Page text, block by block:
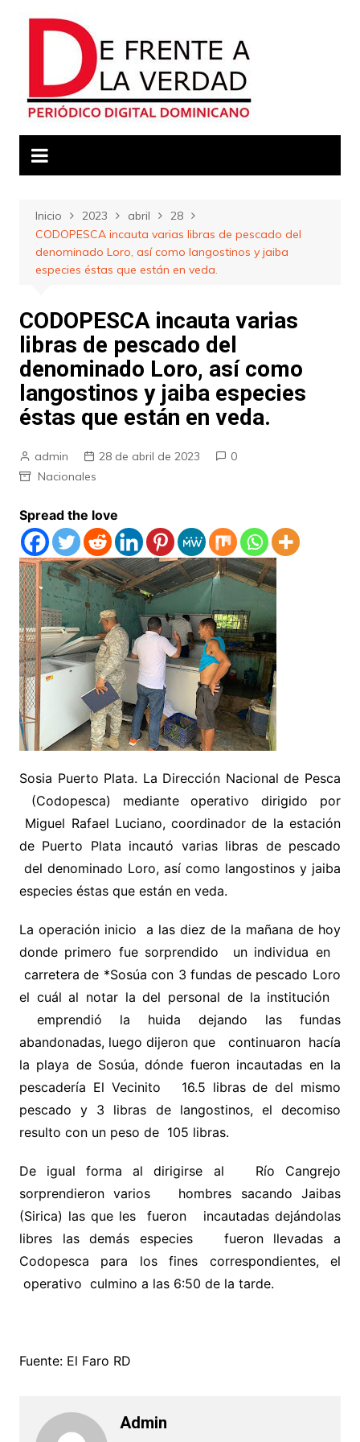
Inicio 2023 abril
28
CODOPESCA incauta varias libras de pescado del
denominado Loro, así como langostinos y jaiba
especies éstas que están en veda.
CODOPESCA incauta varias
libras de pescado del
denominado Loro, así como
langostinos y jaiba especies
éstas que están en veda.
admin 28 de abril de 2023
0
Nacionales
Spread the love
Sosia Puerto Plata. La Dirección Nacional de Pesca
(Codopesca) mediante operativo dirigido por
Miguel Rafael Luciano, coordinador de la estación
de Puerto Plata incautó varias libras de pescado
del denominado Loro, así como langostinos y jaiba
especies éstas que están en veda.
La operación inicio a las diez de la mañana de hoy
donde primero fue sorprendido un individua en
carretera de *Sosúa con 3 fundas de pescado Loro
el cuál al notar la del personal de la institución
emprendió la huida dejando las fundas
abandonadas, luego dijeron que continuaron hacía
la playa de Sosúa, dónde fueron incautadas en la
pescadería El Vecinito 16.5 libras de del mismo
pescado y 3 libras de langostinos, el decomiso
resulto con un peso de 105 libras.
De igual forma al dirigirse al Río Cangrejo
sorprendieron varios hombres sacando Jaibas
(Sirica) las que les fueron incautadas dejándolas
libres las demás especies fueron llevadas a
Codopesca para los fines correspondientes, el
operativo culmino a las 6:50 de la tarde.
Fuente: El Faro RD
Admin